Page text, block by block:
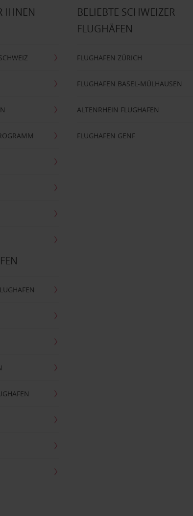
IHNEN
BELIEBTE SCHWEIZER
FLUGHÄFEN
FLUGHAFEN ZÜRICH
FLUGHAFEN BASEL-MÜLHAUSEN
ALTENRHEIN FLUGHAFEN
FLUGHAFEN GENF